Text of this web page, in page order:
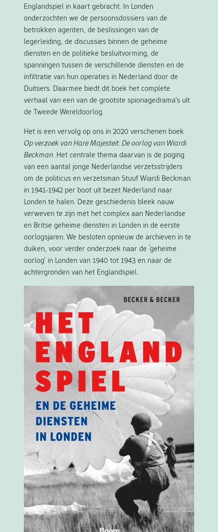
Englandspiel in kaart gebracht. In Londen
onderzochten we de persoonsdossiers van de
betrokken agenten, de beslissingen van de
legerleiding, de discussies binnen de geheime
diensten en de politieke besluitvorming, de
spanningen tussen de verschillende diensten en de
infiltratie van hun operaties in Nederland door de
Duitsers. Daarmee biedt dit boek het complete
verhaal van een van de grootste spionagedrama’s uit
de Tweede Wereldoorlog.
Het is een vervolg op ons in 2020 verschenen boek
Op verzoek van Hare Majesteit. De oorlog van Wiardi
Beckman. Het centrale thema daarvan is de poging
van een aantal jonge Nederlandse verzetsstrijders
om de politicus en verzetsman Stuuf Wiardi Beckman
in 1941-1942 per boot uit bezet Nederland naar
Londen te halen. Deze geschiedenis bleek nauw
verweven te zijn met het complex aan Nederlandse
en Britse geheime diensten in Londen in de eerste
oorlogsjaren. We besloten opnieuw de archieven in te
duiken, voor verder onderzoek naar de ‘geheime
oorlog’ in Londen van 1940 tot 1943 en naar de
achtergronden van het Englandspiel.